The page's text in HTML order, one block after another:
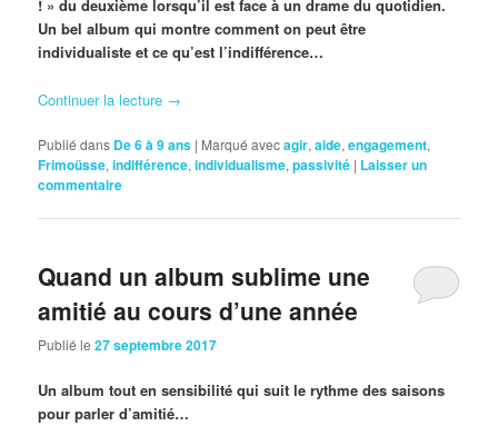
! » du deuxième lorsqu’il est face à un drame du quotidien.
Un bel album qui montre comment on peut être
individualiste et ce qu’est l’indifférence…
Continuer la lecture →
Publié dans De 6 à 9 ans | Marqué avecagir,aide,engagement,
Frimoüsse,indifférence,individualisme,passivité | Laisser un
commentaire
Quand un album sublime une
amitié au cours d’une année
Publié le27 septembre 2017
Un album tout en sensibilité qui suit le rythme des saisons
pour parler d’amitié…